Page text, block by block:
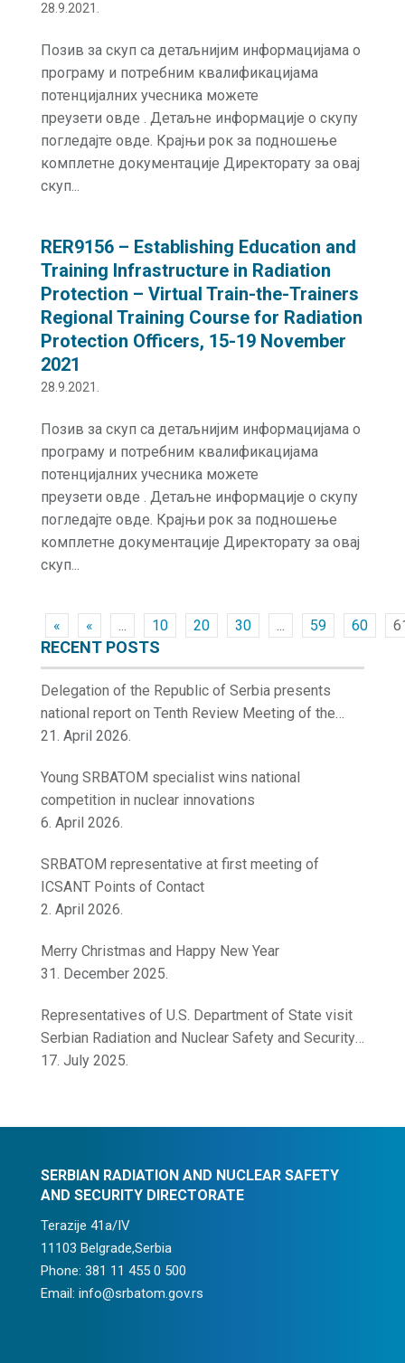
28.9.2021.
Позив за скуп са детаљнијим информацијама о
програму и потребним квалификацијама
потенцијалних учесника можете
преузети овде . Детаљне информације о скупу
погледајте овде. Крајњи рок за подношење
комплетне документације Директорату за овај
скуп...
RER9156 – Establishing Education and
Training Infrastructure in Radiation
Protection – Virtual Train-the-Trainers
Regional Training Course for Radiation
Protection Officers, 15-19 November
2021
28.9.2021.
Позив за скуп са детаљнијим информацијама о
програму и потребним квалификацијама
потенцијалних учесника можете
преузети овде . Детаљне информације о скупу
погледајте овде. Крајњи рок за подношење
комплетне документације Директорату за овај
скуп...
« « ... 10 20 30 ... 59 60
RECENT POSTS
Delegation of the Republic of Serbia presents
national report on Tenth Review Meeting of the
Contracting Parties to the Convention on Nuclear
21. April 2026.
Young SRBATOM specialist wins national
competition in nuclear innovations
6. April 2026.
SRBATOM representative at first meeting of
ICSANT Points of Contact
2. April 2026.
Merry Christmas and Happy New Year
31. December 2025.
Representatives of U.S. Department of State visit
Serbian Radiation and Nuclear Safety and Security
Directorate
17. July 2025.
SERBIAN RADIATION AND NUCLEAR SAFETY
AND SECURITY DIRECTORATE
Terazije 41a/IV
11103 Belgrade,Serbia
Phone: 381 11 455 0 500
Email: info@srbatom.gov.rs